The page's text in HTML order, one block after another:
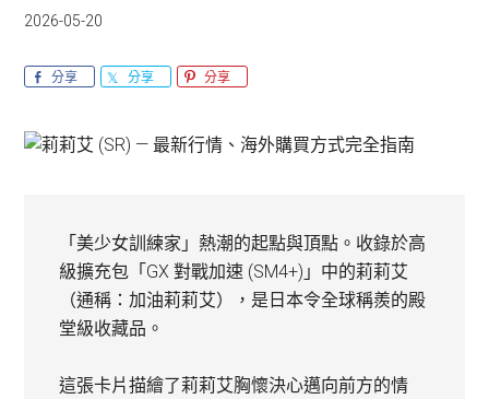
2026-05-20
分享 分享 分享
「美少女訓練家」熱潮的起點與頂點。收錄於高
級擴充包「GX 對戰加速 (SM4+)」中的莉莉艾
（通稱：加油莉莉艾），是日本令全球稱羨的殿
堂級收藏品。
這張卡片描繪了莉莉艾胸懷決心邁向前方的情